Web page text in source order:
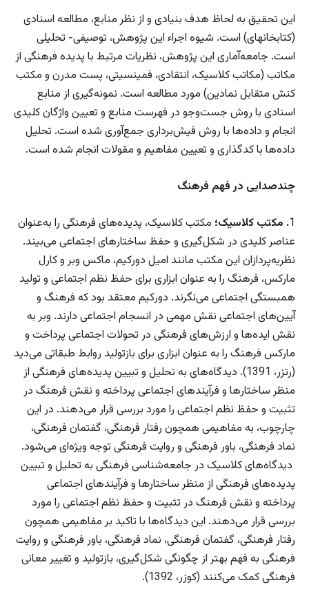
این تحقیق به لحاظ هدف بنیادی و از نظر منابع، مطالعه اسنادی
(کتاب­خانه­ای) است. شیوه اجراء این پژوهش، توصیفی- تحلیلی
است. جامعه‌آماری این پژوهش، نظریات مرتبط با پدیده فرهنگی از
مکاتب (مکاتب کلاسیک، انتقادی، فمینسیتی، پست مدرن و مکتب
کنش متقابل نمادین) مورد مطالعه است. نمونه‌گیری از منابع
اسنادی با روش جست‌وجو در فهرست منابع و تعیین واژگان کلیدی
انجام و داده‌ها با روش فیش‌برداری جمع‌آوری شده است. تحلیل
داده‌ها با کدگذاری و تعیین مفاهیم و مقولات انجام شده است.
چندصدایی در فهم فرهنگ
1. مکتب کلاسیک؛ مکتب کلاسیک، پدیده‌های فرهنگی را به‌عنوان
عناصر کلیدی در شکل‌گیری و حفظ ساختارهای اجتماعی می‌بیند.
نظریه‌پردازان این مکتب مانند امیل دورکیم، ماکس وبر و کارل
مارکس، فرهنگ را به عنوان ابزاری برای حفظ نظم اجتماعی و تولید
همبستگی اجتماعی می‌نگرند. دورکیم معتقد بود که فرهنگ و
آیین‌های اجتماعی نقش مهمی در انسجام اجتماعی دارند. وبر به
نقش ایده‌ها و ارزش‌های فرهنگی در تحولات اجتماعی پرداخت و
مارکس فرهنگ را به عنوان ابزاری برای بازتولید روابط طبقاتی می‌دید
(رتزر، 1391). دیدگاه‌های به تحلیل و تبیین پدیده‌های فرهنگی از
منظر ساختارها و فرآیندهای اجتماعی پرداخته و نقش فرهنگ در
تثبیت و حفظ نظم اجتماعی را مورد بررسی قرار می‌دهند. در این
چارچوب، به مفاهیمی همچون رفتار فرهنگی، گفتمان فرهنگی،
نماد فرهنگی، باور فرهنگی و روایت فرهنگی توجه ویژه‌ای می‌شود.
دیدگاه‌های کلاسیک در جامعه‌شناسی فرهنگی به تحلیل و تبیین
پدیده‌های فرهنگی از منظر ساختارها و فرآیندهای اجتماعی
پرداخته و نقش فرهنگ در تثبیت و حفظ نظم اجتماعی را مورد
بررسی قرار می‌دهند. این دیدگاه‌ها با تاکید بر مفاهیمی همچون
رفتار فرهنگی، گفتمان فرهنگی، نماد فرهنگی، باور فرهنگی و روایت
فرهنگی به فهم بهتر از چگونگی شکل‌گیری، بازتولید و تغییر معانی
فرهنگی کمک می‌کنند (کوزر، 1392).